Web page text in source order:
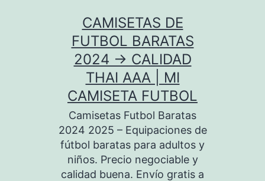
CAMISETAS DE
FUTBOL BARATAS
2024 → CALIDAD
THAI AAA | MI
CAMISETA FUTBOL
Camisetas Futbol Baratas
2024 2025 – Equipaciones de
fútbol baratas para adultos y
niños. Precio negociable y
calidad buena. Envío gratis a